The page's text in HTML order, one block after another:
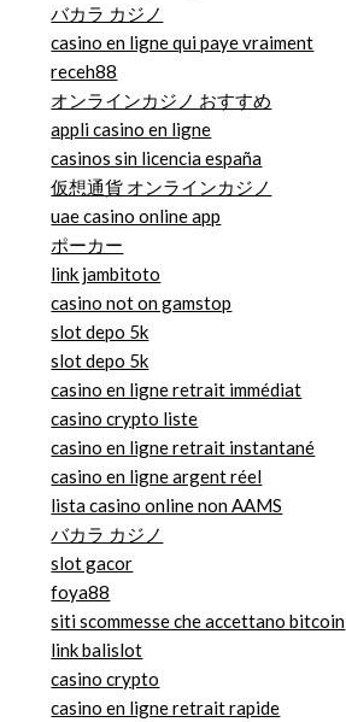
バカラ カジノ
casino en ligne qui paye vraiment
receh88
オンラインカジノ おすすめ
appli casino en ligne
casinos sin licencia españa
仮想通貨 オンラインカジノ
uae casino online app
ポーカー
link jambitoto
casino not on gamstop
slot depo 5k
slot depo 5k
casino en ligne retrait immédiat
casino crypto liste
casino en ligne retrait instantané
casino en ligne argent réel
lista casino online non AAMS
バカラ カジノ
slot gacor
foya88
siti scommesse che accettano bitcoin
link balislot
casino crypto
casino en ligne retrait rapide